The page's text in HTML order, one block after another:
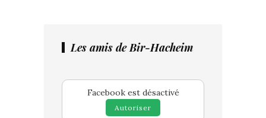
Les amis de Bir-Hacheim
Facebook est désactivé
Autoriser